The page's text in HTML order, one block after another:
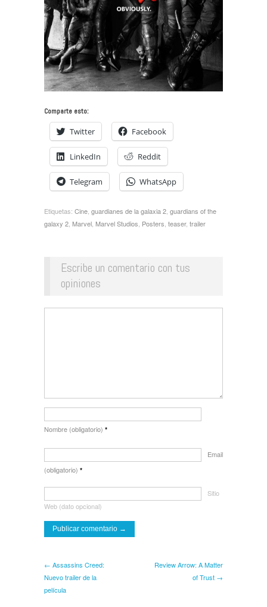
Comparte esto:
Twitter Facebook
LinkedIn Reddit
Telegram WhatsApp
Etiquetas: Cine guardianes de la galaxia 2 guardians of the
galaxy 2 Marvel Marvel Studios Posters teaser, trailer
Escribe un comentario con tus
opiniones
Nombre (obligatorio) *
Email
(obligatorio) *
Sitio
Web (dato opcional)
← Assassins Creed:
Nuevo trailer de la
película
Review Arrow: A Matter
of Trust →